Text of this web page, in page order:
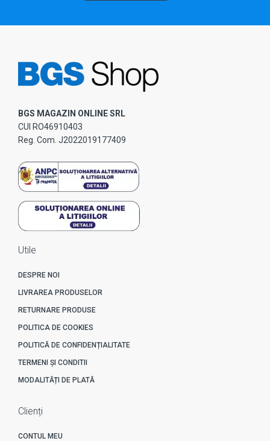
BGS MAGAZIN ONLINE SRL
CUI RO46910403
Reg. Com. J2022019177409
Utile
DESPRE NOI
LIVRAREA PRODUSELOR
RETURNARE PRODUSE
POLITICA DE COOKIES
POLITICĂ DE CONFIDENȚIALITATE
TERMENI ȘI CONDITII
MODALITĂȚI DE PLATĂ
Clienți
CONTUL MEU